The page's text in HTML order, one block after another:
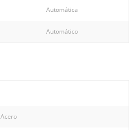
Automática
Automático
Acero